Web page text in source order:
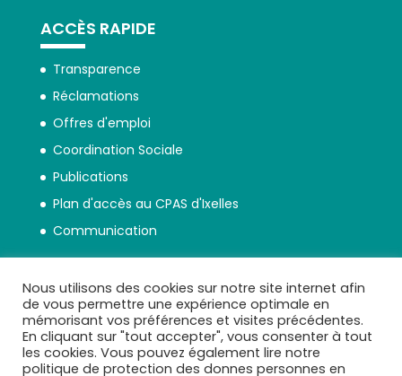
ACCÈS RAPIDE
Transparence
Réclamations
Offres d'emploi
Coordination Sociale
Publications
Plan d'accès au CPAS d'Ixelles
Communication
Politique de protection des données
personnelles
Nous utilisons des cookies sur notre site internet afin
de vous permettre une expérience optimale en
mémorisant vos préférences et visites précédentes.
En cliquant sur "tout accepter", vous consenter à tout
les cookies. Vous pouvez également lire notre
politique de protection des donnes personnes en